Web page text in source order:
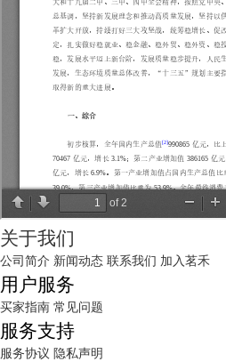
关于我们
公司简介 新闻动态 联系我们 加入茗禾
用户服务
买家指南 常见问题
服务支持
服务协议 隐私声明